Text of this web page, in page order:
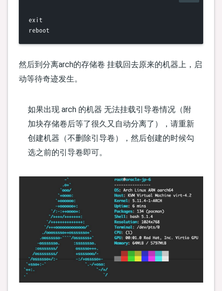
# 自己分区的话自己手动改一下咯
echo '/dev/sda1 / ext4 noatime,errors=remount-ro 0 0'
echo '/dev/sda15 /boot vfat defaults 0 0' >> /etc/fstab
# 最后设置下密码
# 密钥登录 谢谢 不要用密码登录。
exit
然后到分离arch的存储卷 挂载回去原来的机器上，启
动等待奇迹发生。
如果出现 arch 的机器 无法挂载引导卷情况（附
加块存储卷后等了很久又自动分离了），请重新
创建机器（不删除引导卷），然后创建的时候勾
选之前的引导卷即可。